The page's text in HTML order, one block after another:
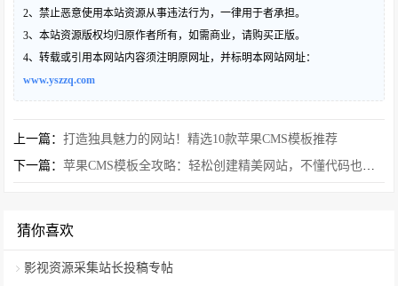
2、禁止恶意使用本站资源从事违法行为，一律用于者承担。
3、本站资源版权均归原作者所有，如需商业，请购买正版。
4、转载或引用本网站内容须注明原网址，并标明本网站网址：
www.yszzq.com
上一篇：打造独具魅力的网站！精选10款苹果CMS模板推荐
下一篇：苹果CMS模板全攻略：轻松创建精美网站，不懂代码也能做出专业效果
猜你喜欢
影视资源采集站长投稿专帖